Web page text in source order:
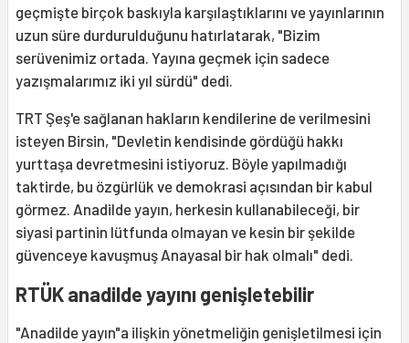
geçmişte birçok baskıyla karşılaştıklarını ve yayınlarının
uzun süre durdurulduğunu hatırlatarak, "Bizim
serüvenimiz ortada. Yayına geçmek için sadece
yazışmalarımız iki yıl sürdü" dedi.
TRT Şeş'e sağlanan hakların kendilerine de verilmesini
isteyen Birsin, "Devletin kendisinde gördüğü hakkı
yurttaşa devretmesini istiyoruz. Böyle yapılmadığı
taktirde, bu özgürlük ve demokrasi açısından bir kabul
görmez. Anadilde yayın, herkesin kullanabileceği, bir
siyasi partinin lütfunda olmayan ve kesin bir şekilde
güvenceye kavuşmuş Anayasal bir hak olmalı" dedi.
RTÜK anadilde yayını genişletebilir
"Anadilde yayın"a ilişkin yönetmeliğin genişletilmesi için